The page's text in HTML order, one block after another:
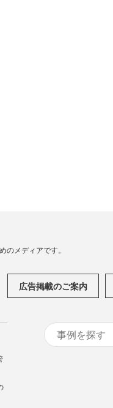
メディアです。
広告掲載のご案内